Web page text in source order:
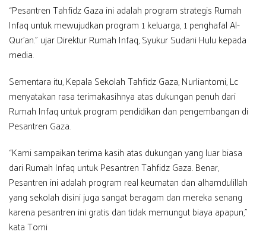
“Pesantren Tahfidz Gaza ini adalah program strategis Rumah
Infaq untuk mewujudkan program 1 keluarga, 1 penghafal Al-
Qur’an.” ujar Direktur Rumah Infaq, Syukur Sudani Hulu kepada
media.
Sementara itu, Kepala Sekolah Tahfidz Gaza, Nurliantomi, Lc
menyatakan rasa terimakasihnya atas dukungan penuh dari
Rumah Infaq untuk program pendidikan dan pengembangan di
Pesantren Gaza.
“Kami sampaikan terima kasih atas dukungan yang luar biasa
dari Rumah Infaq untuk Pesantren Tahfidz Gaza. Benar,
Pesantren ini adalah program real keumatan dan alhamdulillah
yang sekolah disini juga sangat beragam dan mereka senang
karena pesantren ini gratis dan tidak memungut biaya apapun,”
kata Tomi